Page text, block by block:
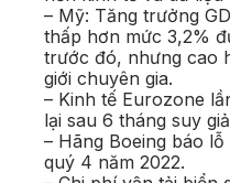
– Mỹ: Tăng trưởng
thấp hơn mức 3,2%
trước đó, nhưng cao
giới chuyên gia.
– Kinh tế Eurozone
lại sau 6 tháng suy
– Hãng Boeing báo
quý 4 năm 2022.